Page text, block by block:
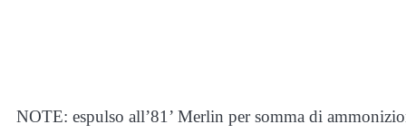
NOTE: espulso all’81’ Merlin per somma di